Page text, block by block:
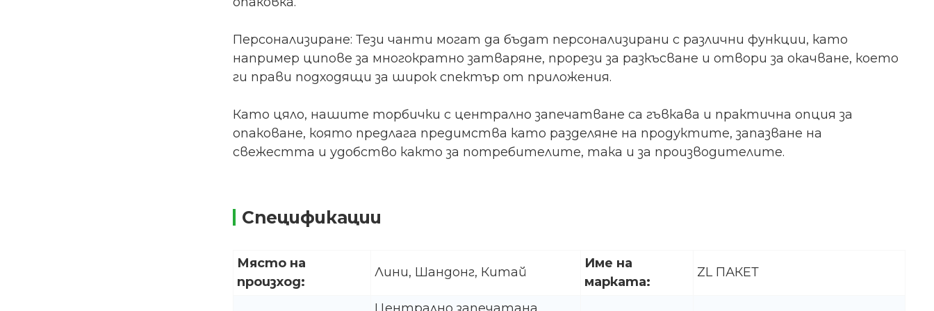
Персонализиране: Тези чанти могат да бъдат персонализирани с различни функции, като
например ципове за многократно затваряне, прорези за разкъсване и отвори за окачване, което
ги прави подходящи за широк спектър от приложения.
Като цяло, нашите торбички с централно запечатване са гъвкава и практична опция за
опаковане, която предлага предимства като разделяне на продуктите, запазване на
свежестта и удобство както за потребителите, така и за производителите.
Спецификации
Място на
произход:
Лини, Шандонг, Китай
Име на
марката:
ZL ПАКЕТ